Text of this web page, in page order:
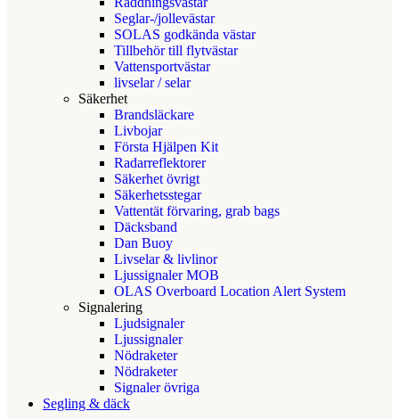
Seglar-/jollevästar
SOLAS godkända västar
Tillbehör till flytvästar
Vattensportvästar
livselar / selar
Säkerhet
Brandsläckare
Livbojar
Första Hjälpen Kit
Radarreflektorer
Säkerhet övrigt
Säkerhetsstegar
Vattentät förvaring, grab bags
Däcksband
Dan Buoy
Livselar & livlinor
Ljussignaler MOB
OLAS Overboard Location Alert System
Signalering
Ljudsignaler
Ljussignaler
Nödraketer
Nödraketer
Signaler övriga
Segling & däck